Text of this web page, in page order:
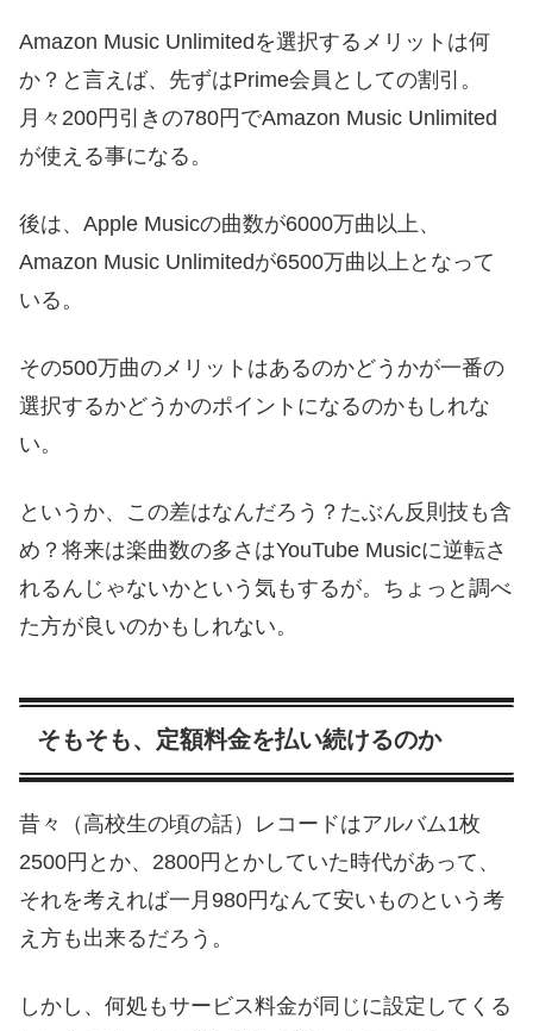
Amazon Music Unlimitedを選択するメリットは何
か？と言えば、先ずはPrime会員としての割引。
月々200円引きの780円でAmazon Music Unlimited
が使える事になる。
後は、Apple Musicの曲数が6000万曲以上、
Amazon Music Unlimitedが6500万曲以上となって
いる。
その500万曲のメリットはあるのかどうかが一番の
選択するかどうかのポイントになるのかもしれな
い。
というか、この差はなんだろう？たぶん反則技も含
め？将来は楽曲数の多さはYouTube Musicに逆転さ
れるんじゃないかという気もするが。ちょっと調べ
た方が良いのかもしれない。
そもそも、定額料金を払い続けるのか
昔々（高校生の頃の話）レコードはアルバム1枚
2500円とか、2800円とかしていた時代があって、
それを考えれば一月980円なんて安いものという考
え方も出来るだろう。
しかし、何処もサービス料金が同じに設定してくる